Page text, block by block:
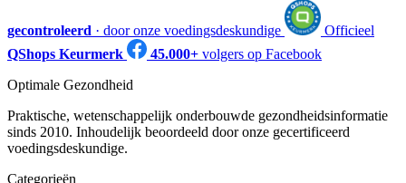
gecontroleerd · door onze voedingsdeskundige
Officieel
QShops Keurmerk
45.000+ volgers op Facebook
Optimale Gezondheid
Praktische, wetenschappelijk onderbouwde gezondheidsinformatie
sinds 2010. Inhoudelijk beoordeeld door onze gecertificeerd
voedingsdeskundige.
Categorieën